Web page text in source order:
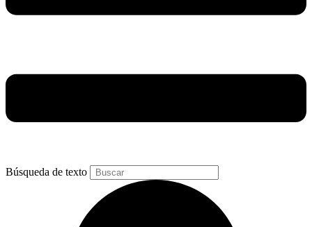
Búsqueda de texto